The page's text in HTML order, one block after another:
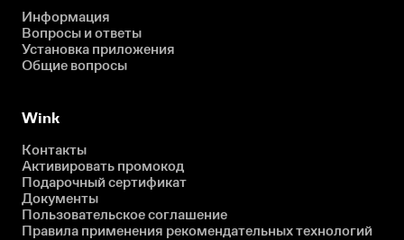
Информация
Вопросы и ответы
Установка приложения
Общие вопросы
Wink
Контакты
Активировать промокод
Подарочный сертификат
Документы
Пользовательское соглашение
Правила применения рекомендательных технологий